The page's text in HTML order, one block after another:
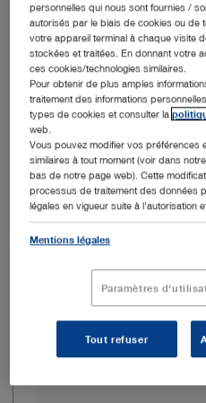
FIVE S 6,5x65,
Diamètre extérieur de
Diamètre du canal opérateur
personnelles qui nous sont fournies /
autorisés par le biais de cookies ou de
votre appareil terminal à chaque visite
stockées et traitées. En donnant votre
ces cookies/technologies similaires.
Pour obtenir de plus amples
traitement des informations
types de cookies et consulter la
web.
Vous pouvez modifier vos préférences
similaires à tout moment (voir dans
bas de notre page web). Cette
processus de traitement des données
légales en vigueur suite à l'autorisation
Mentions légales
Paramètres
Tout refuser